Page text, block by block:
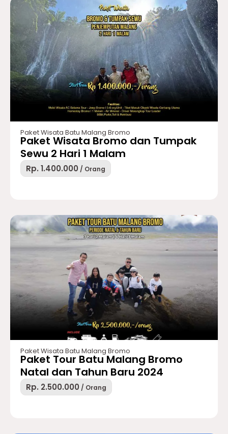
Paket Wisata Batu Malang Bromo
Paket Wisata Bromo dan Tumpak
Sewu 2 Hari 1 Malam
Rp. 1.400.000 / Orang
Paket Wisata Batu Malang Bromo
Paket Tour Batu Malang Bromo
Natal dan Tahun Baru 2024
Rp. 2.500.000 / Orang